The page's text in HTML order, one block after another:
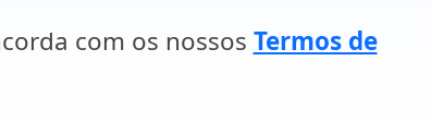
com os nossos Termos de